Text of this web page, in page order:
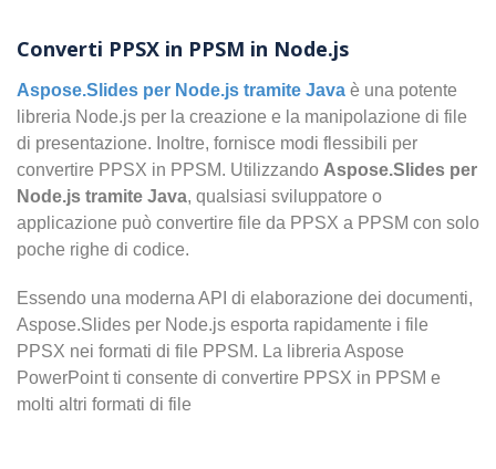
Converti PPSX in PPSM in Node.js
Aspose.Slides per Node.js tramite Java è una potente
libreria Node.js per la creazione e la manipolazione di file
di presentazione. Inoltre, fornisce modi flessibili per
convertire PPSX in PPSM. Utilizzando Aspose.Slides per
Node.js tramite Java, qualsiasi sviluppatore o
applicazione può convertire file da PPSX a PPSM con solo
poche righe di codice.
Essendo una moderna API di elaborazione dei documenti,
Aspose.Slides per Node.js esporta rapidamente i file
PPSX nei formati di file PPSM. La libreria Aspose
PowerPoint ti consente di convertire PPSX in PPSM e
molti altri formati di file